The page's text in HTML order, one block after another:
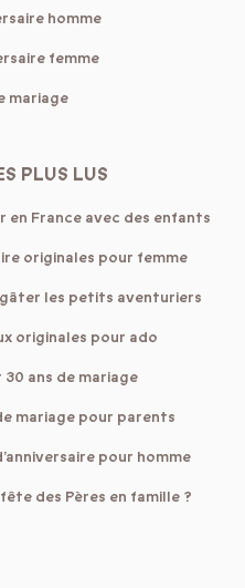
homme
femme
mariage
PLUS LUS
France avec des enfants
originales pour femme
les petits aventuriers
originales pour ado
ans de mariage
mariage pour parents
pour homme
des Pères en famille ?